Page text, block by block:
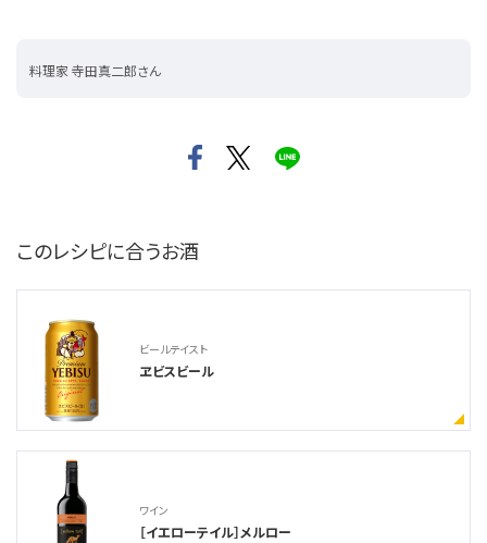
料理家 寺田真二郎さん
このレシピに合うお酒
ビールテイスト
ヱビスビール
ワイン
［イエローテイル］メルロー